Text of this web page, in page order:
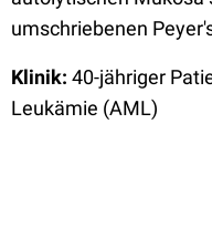
umschriebenen
Klinik: 40-jähriger
Leukämie (AML)